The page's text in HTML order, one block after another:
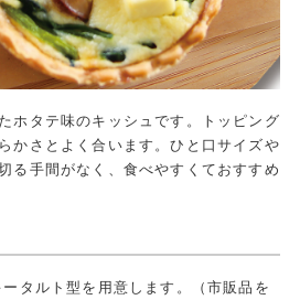
ホタテ味のキッシュです。トッピング
かさとよく合います。ひと口サイズや
る手間がなく、食べやすくておすすめ
タルト型を用意します。（市販品を